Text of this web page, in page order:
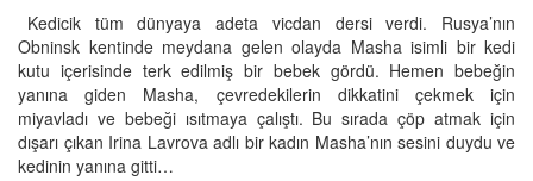
Kedicik tüm dünyaya adeta vicdan dersi verdi. Rusya’nın
Obninsk kentinde meydana gelen olayda Masha isimli bir kedi
kutu içerisinde terk edilmiş bir bebek gördü. Hemen bebeğin
yanına giden Masha, çevredekilerin dikkatini çekmek için
miyavladı ve bebeği ısıtmaya çalıştı. Bu sırada çöp atmak için
dışarı çıkan Irina Lavrova adlı bir kadın Masha’nın sesini duydu ve
kedinin yanına gitti…